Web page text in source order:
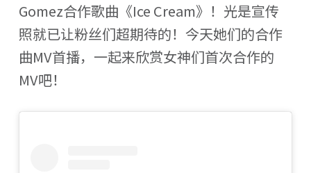
Gomez合作歌曲《Ice Cream》！光是宣传
照就已让粉丝们超期待的！今天她们的合作
曲MV首播，一起来欣赏女神们首次合作的
MV吧！